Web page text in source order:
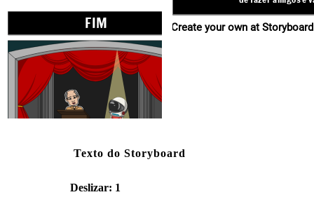
FIM Create your own at
Texto do Storyboard
Deslizar: 1